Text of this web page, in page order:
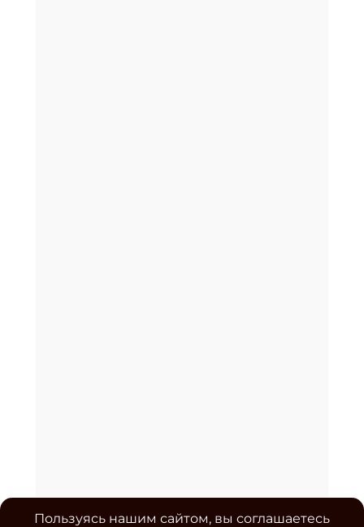
Пользуясь нашим сайтом, вы соглашаетесь